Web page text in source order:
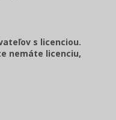
s licenciou.
nemáte licenciu,